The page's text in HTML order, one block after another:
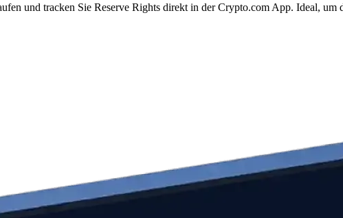
und tracken Sie Reserve Rights direkt in der Crypto.com App. Ideal,